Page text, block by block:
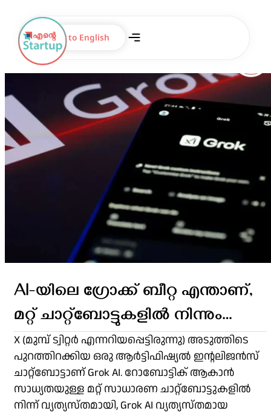
Switch to English
AI-യിലെ ഗ്രോക്ക് ബീറ്റ എന്താണ്,
മറ്റ് ചാറ്റ്ബോട്ടുകളിൽ നിന്നും
എന്താണ് വ്യത്യസ്തത?
X (മുമ്പ് ട്വിറ്റർ എന്നറിയപ്പെട്ടിരുന്നു) അടുത്തിടെ
പുറത്തിറക്കിയ ഒരു ആർട്ടിഫിഷ്യൽ ഇന്റലിജൻസ്
ചാറ്റ്ബോട്ടാണ് Grok AI. റോബോട്ടിക് ആകാൻ
സാധ്യതയുള്ള മറ്റ് സാധാരണ ചാറ്റ്ബോട്ടുകളിൽ
നിന്ന് വ്യത്യസ്തമായി, Grok AI വ്യത്യസ്തമായ